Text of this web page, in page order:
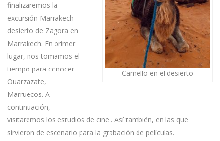
Camello en el desierto
finalizaremos la
excursión Marrakech
desierto de Zagora en
Marrakech. En primer
lugar, nos tomamos el
tiempo para conocer
Ouarzazate,
Marruecos. A
continuación,
visitaremos los estudios de cine . Así también, en las que
sirvieron de escenario para la grabación de películas.